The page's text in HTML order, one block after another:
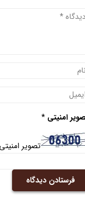
امنیتی *
تصویر
فرستادن دیدگاه